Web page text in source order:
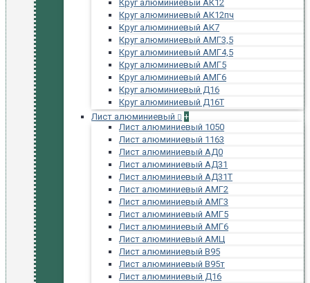
Круг алюминиевый АК12
Круг алюминиевый АК12пч
Круг алюминиевый АК7
Круг алюминиевый АМГ3,5
Круг алюминиевый АМГ4,5
Круг алюминиевый АМГ5
Круг алюминиевый АМГ6
Круг алюминиевый Д16
Круг алюминиевый Д16Т
Лист алюминиевый
+
Лист алюминиевый 1050
Лист алюминиевый 1163
Лист алюминиевый АД0
Лист алюминиевый АД31
Лист алюминиевый АД31Т
Лист алюминиевый АМГ2
Лист алюминиевый АМГ3
Лист алюминиевый АМГ5
Лист алюминиевый АМГ6
Лист алюминиевый АМЦ
Лист алюминиевый В95
Лист алюминиевый В95т
Лист алюминиевый Д16